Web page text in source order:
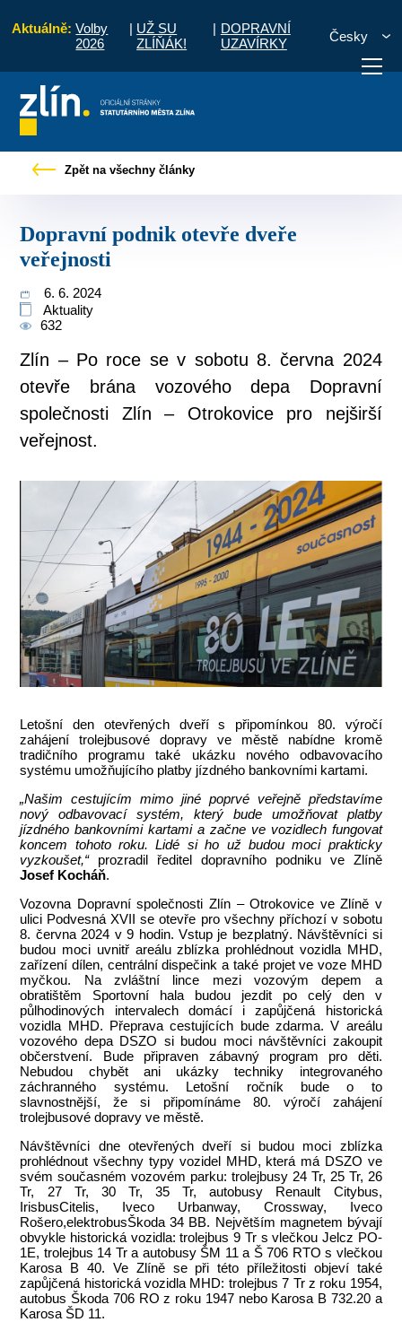
Aktuálně: Volby
2026
| UŽ SU
ZLÍŇÁK!
| DOPRAVNÍ
UZAVÍRKY
Česky
vyřídit Potřebuji zaplatit
Zpět na všechny články
Dopravní podnik otevře dveře
veřejnosti
6. 6. 2024
Aktuality
632
Zlín – Po roce se v sobotu 8. června 2024
otevře brána vozového depa Dopravní
společnosti Zlín – Otrokovice pro nejširší
veřejnost.
Letošní den otevřených dveří s připomínkou 80. výročí
zahájení trolejbusové dopravy ve městě nabídne kromě
tradičního programu také ukázku nového odbavovacího
systému umožňujícího platby jízdného bankovními kartami.
„Našim cestujícím mimo jiné poprvé veřejně představíme
nový odbavovací systém, který bude umožňovat platby
jízdného bankovními kartami a začne ve vozidlech fungovat
koncem tohoto roku. Lidé si ho už budou moci prakticky
vyzkoušet,“prozradil ředitel dopravního podniku ve Zlíně
Josef Kocháň.
Vozovna Dopravní společnosti Zlín – Otrokovice ve Zlíně v
ulici Podvesná XVII se otevře pro všechny příchozí v sobotu
8. června 2024 v 9 hodin. Vstup je bezplatný. Návštěvníci si
budou moci uvnitř areálu zblízka prohlédnout vozidla MHD,
zařízení dílen, centrální dispečink a také projet ve voze MHD
myčkou. Na zvláštní lince mezi vozovým depem a
obratištěm Sportovní hala budou jezdit po celý den v
půlhodinových intervalech domácí i zapůjčená historická
vozidla MHD. Přeprava cestujících bude zdarma. V areálu
vozového depa DSZO si budou moci návštěvníci zakoupit
občerstvení. Bude připraven zábavný program pro děti.
Nebudou chybět ani ukázky techniky integrovaného
záchranného systému. Letošní ročník bude o to
slavnostnější, že si připomínáme 80. výročí zahájení
trolejbusové dopravy ve městě.
Návštěvníci dne otevřených dveří si budou moci zblízka
prohlédnout všechny typy vozidel MHD, která má DSZO ve
svém současném vozovém parku: trolejbusy 24 Tr, 25 Tr, 26
Tr, 27 Tr, 30 Tr, 35 Tr, autobusy Renault Citybus,
IrisbusCitelis, Iveco Urbanway, Crossway, Iveco
Rošero,elektrobusŠkoda 34 BB. Největším magnetem bývají
obvykle historická vozidla: trolejbus 9 Tr s vlečkou Jelcz PO-
1E, trolejbus 14 Tr a autobusy ŠM 11 a Š 706 RTO s vlečkou
Karosa B 40. Ve Zlíně se při této příležitosti objeví také
zapůjčená historická vozidla MHD: trolejbus 7 Tr z roku 1954,
autobus Škoda 706 RO z roku 1947 nebo Karosa B 732.20 a
Karosa ŠD 11.